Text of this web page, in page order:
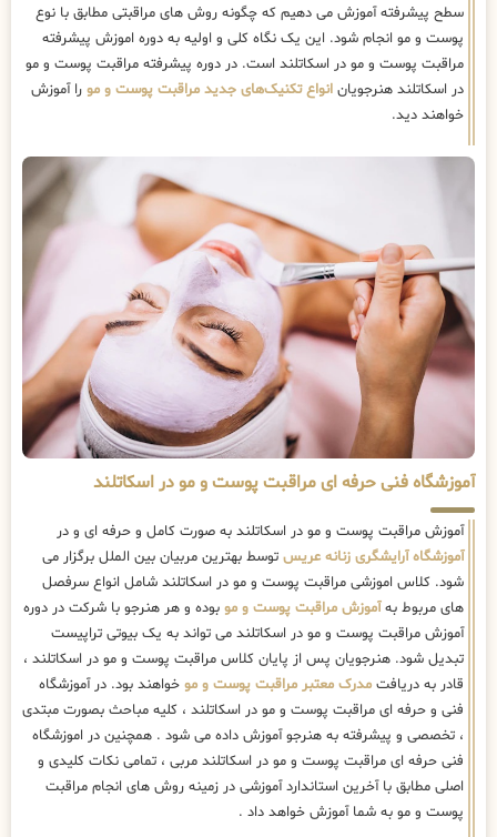
سطح پیشرفته آموزش می دهیم که چگونه روش های مراقبتی مطابق با نوع
پوست و مو انجام شود. این یک نگاه کلی و اولیه به دوره اموزش پیشرفته
مراقبت پوست و مو در اسکاتلند است. در دوره پیشرفته مراقبت پوست و مو
در اسکاتلند هنرجویان انواع تکنیک‌های جدید مراقبت پوست و مو را آموزش
خواهند دید.
آموزشگاه فنی حرفه ای مراقبت پوست و مو در اسکاتلند
آموزش مراقبت پوست و مو در اسکاتلند به صورت کامل و حرفه ای و در
آموزشگاه آرایشگری زنانه عریس توسط بهترین مربیان بین الملل برگزار می
شود. کلاس اموزشی مراقبت پوست و مو در اسکاتلند شامل انواع سرفصل
های مربوط بهآموزش مراقبت پوست و مو بوده و هر هنرجو با شرکت در دوره
آموزش مراقبت پوست و مو در اسکاتلند می تواند به یک بیوتی تراپیست
تبدیل شود. هنرجویان پس از پایان کلاس مراقبت پوست و مو در اسکاتلند ،
قادر به دریافت مدرک معتبر مراقبت پوست و مو خواهند بود. در آموزشگاه
فنی و حرفه ای مراقبت پوست و مو در اسکاتلند ، کلیه مباحث بصورت مبتدی
، تخصصی و پیشرفته به هنرجو آموزش داده می شود . همچنین در اموزشگاه
فنی حرفه ای مراقبت پوست و مو در اسکاتلند مربی ، تمامی نکات کلیدی و
اصلی مطابق با آخرین استاندارد آموزشی در زمینه روش های انجام مراقبت
پوست و مو به شما آموزش خواهد داد .